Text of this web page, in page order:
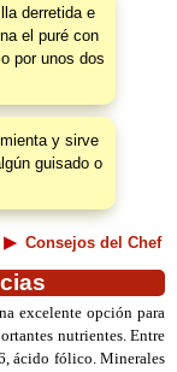
derretida e
el puré con
por unos dos
y sirve
guisado o
Consejos del Chef
excelente opción para
nutrientes. Entre
ácido fólico. Minerales